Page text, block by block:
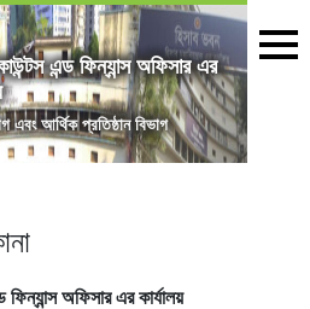
এন্ড ফিন্যান্স অফিসার এর
এবং আর্থিক প্রতিষ্ঠান বিভাগ
ফিন্যান্স অফিসার এর কার্যালয়